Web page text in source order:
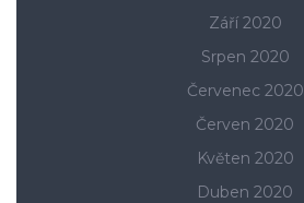
Září 2020
Srpen 2020
Červenec 2020
Červen 2020
Květen 2020
Duben 2020